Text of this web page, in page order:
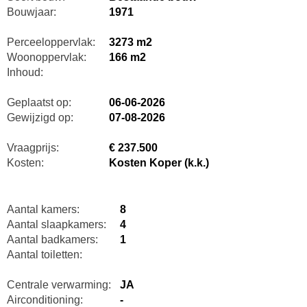
Bouwjaar:
1971
Perceeloppervlak:
3273 m2
Woonoppervlak:
166 m2
Inhoud:
Geplaatst op:
06-06-2026
Gewijzigd op:
07-08-2026
Vraagprijs:
€ 237.500
Kosten:
Kosten Koper (k.k.)
Aantal kamers:
8
Aantal slaapkamers:
4
Aantal badkamers:
1
Aantal toiletten:
Centrale verwarming:
JA
Airconditioning:
-